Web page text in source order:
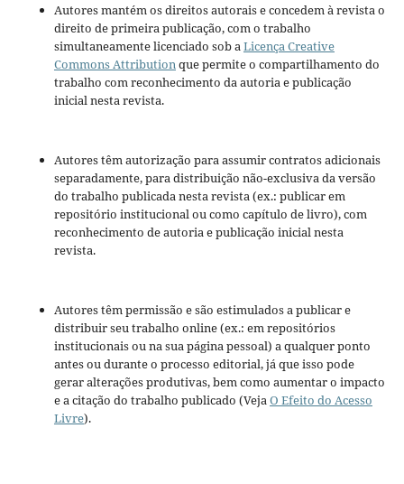
Autores mantém os direitos autorais e concedem à revista o
direito de primeira publicação, com o trabalho
simultaneamente licenciado sob aLicença Creative
Commons Attributionque permite o compartilhamento do
trabalho com reconhecimento da autoria e publicação
inicial nesta revista.
Autores têm autorização para assumir contratos adicionais
separadamente, para distribuição não-exclusiva da versão
do trabalho publicada nesta revista (ex.: publicar em
repositório institucional ou como capítulo de livro), com
reconhecimento de autoria e publicação inicial nesta
revista.
Autores têm permissão e são estimulados a publicar e
distribuir seu trabalho online (ex.: em repositórios
institucionais ou na sua página pessoal) a qualquer ponto
antes ou durante o processo editorial, já que isso pode
gerar alterações produtivas, bem como aumentar o impacto
e a citação do trabalho publicado (VejaO Efeito do Acesso
Livre).